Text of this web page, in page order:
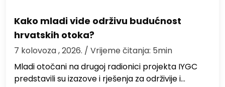
Kako mladi vide održivu budućnost
hrvatskih otoka?
7 kolovoza , 2026. / Vrijeme čitanja: 5min
Mladi otočani na drugoj radionici projekta IYGC
predstavili su izazove i rješenja za održivije i…